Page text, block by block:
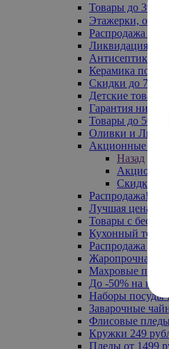
Товары до 399₽
Этажерки,
Распродажа
Ликвидация до -
Антисептики
Керамика по 129
Скидки до 70%
Детские товары
Гарантия
Товары до 500
Оливки и
Акционные
Назад
Скидка
Распродажа!
Лучшая цена
Товары с
Кухонный
Распродажа до -
Жаропрочная
Махровые
До -50% на ковры
Наборы посуды
Заварочные
Флисовые
Кружки 249
Пледы от 1499